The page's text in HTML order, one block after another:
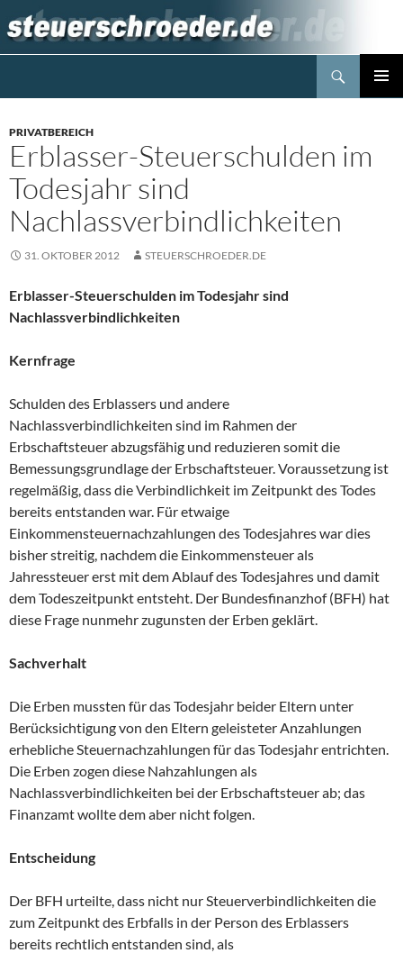
Inhalt
springen
PRIVATBEREICH
Erblasser-Steuerschulden im
Todesjahr sind
Nachlassverbindlichkeiten
31. OKTOBER 2012 STEUERSCHROEDER.DE
Erblasser-Steuerschulden im Todesjahr sind
Nachlassverbindlichkeiten
Kernfrage
Schulden des Erblassers und andere
Nachlassverbindlichkeiten sind im Rahmen der
Erbschaftsteuer abzugsfähig und reduzieren somit die
Bemessungsgrundlage der Erbschaftsteuer. Voraussetzung ist
regelmäßig, dass die Verbindlichkeit im Zeitpunkt des Todes
bereits entstanden war. Für etwaige
Einkommensteuernachzahlungen des Todesjahres war dies
bisher streitig, nachdem die Einkommensteuer als
Jahressteuer erst mit dem Ablauf des Todesjahres und damit
dem Todeszeitpunkt entsteht. Der Bundesfinanzhof (BFH) hat
diese Frage nunmehr zugunsten der Erben geklärt.
Sachverhalt
Die Erben mussten für das Todesjahr beider Eltern unter
Berücksichtigung von den Eltern geleisteter Anzahlungen
erhebliche Steuernachzahlungen für das Todesjahr entrichten.
Die Erben zogen diese Nahzahlungen als
Nachlassverbindlichkeiten bei der Erbschaftsteuer ab; das
Finanzamt wollte dem aber nicht folgen.
Entscheidung
Der BFH urteilte, dass nicht nur Steuerverbindlichkeiten die
zum Zeitpunkt des Erbfalls in der Person des Erblassers
bereits rechtlich entstanden sind, als